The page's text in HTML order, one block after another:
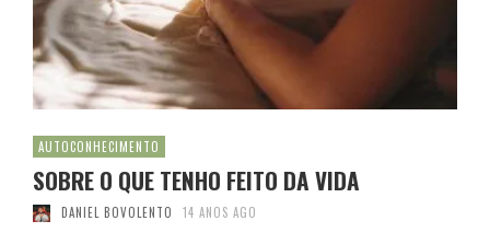
AUTOCONHECIMENTO
SOBRE O QUE TENHO FEITO DA VIDA
DANIEL BOVOLENTO 14 ANOS AGO